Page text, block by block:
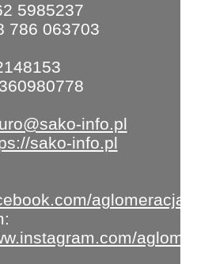
5985237
786 063703
info.pl
sako-info.pl
aglomeracja